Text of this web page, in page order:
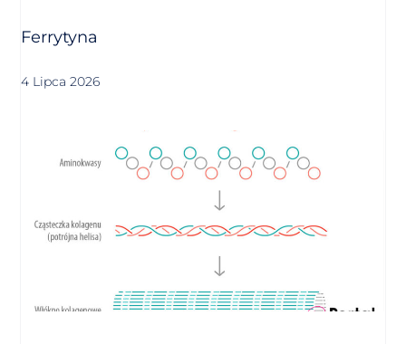
Ferrytyna
4 Lipca 2026